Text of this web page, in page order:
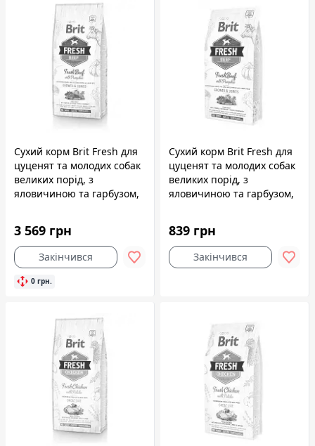
Сухий корм Brit Fresh для
цуценят та молодих собак
великих порід, з
яловичиною та гарбузом,
3 569 грн
Закінчився
0 грн.
Сухий корм Brit Fresh для
цуценят та молодих собак
великих порід, з
яловичиною та гарбузом,
839 грн
Закінчився